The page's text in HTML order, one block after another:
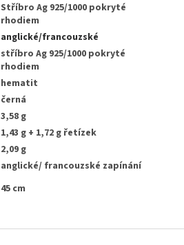
Stříbro Ag 925/1000 pokryté
rhodiem
anglické/francouzské
stříbro Ag 925/1000 pokryté
rhodiem
hematit
černá
3,58 g
1,43 g + 1,72 g řetízek
2,09 g
anglické/ francouzské zapínání
45 cm